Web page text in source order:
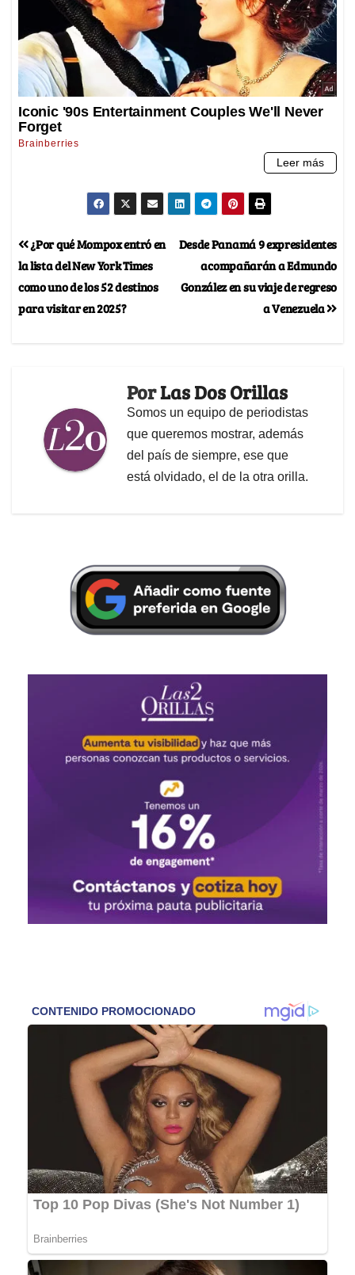
Desde Panamá 9 expresidentes
acompañarán a Edmundo
González en su viaje de regreso
a Venezuela
¿Por qué Mompox entró en
la lista del New York Times
como uno de los 52 destinos
para visitar en 2025?
PorLas Dos Orillas
Somos un equipo de periodistas
que queremos mostrar, además
del país de siempre, ese que
está olvidado, el de la otra orilla.